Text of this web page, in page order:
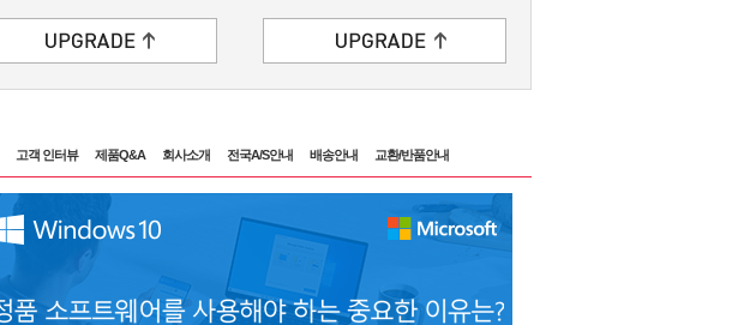
고객 인터뷰 제품Q&A 회사소개 전국A/S안내 배송안내 교환/반품안내